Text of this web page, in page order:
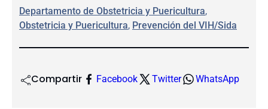
Departamento de Obstetricia y Puericultura
Obstetricia y Puericultura, Prevención del VIH/Sida
Compartir Facebook Twitter WhatsApp